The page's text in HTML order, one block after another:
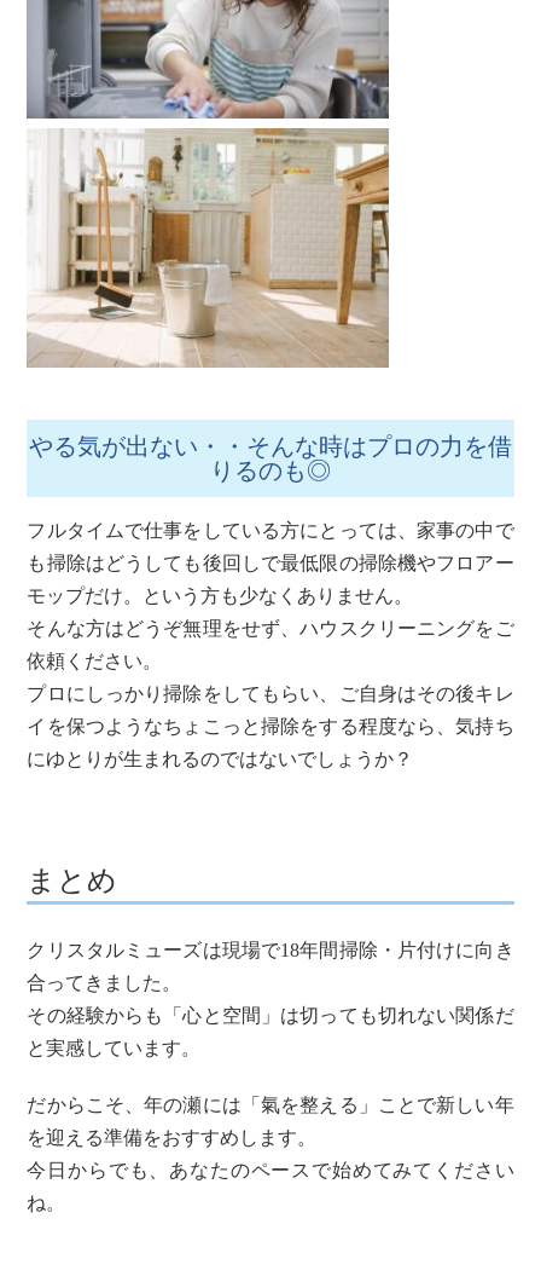
やる気が出ない・・そんな時はプロの力を借
りるのも◎
フルタイムで仕事をしている方にとっては、家事の中で
も掃除はどうしても後回しで最低限の掃除機やフロアー
モップだけ。という方も少なくありません。
そんな方はどうぞ無理をせず、ハウスクリーニングをご
依頼ください。
プロにしっかり掃除をしてもらい、ご自身はその後キレ
イを保つようなちょこっと掃除をする程度なら、気持ち
にゆとりが生まれるのではないでしょうか？
まとめ
クリスタルミューズは現場で18年間掃除・片付けに向き
合ってきました。
その経験からも「心と空間」は切っても切れない関係だ
と実感しています。
だからこそ、年の瀬には「氣を整える」ことで新しい年
を迎える準備をおすすめします。
今日からでも、あなたのペースで始めてみてください
ね。